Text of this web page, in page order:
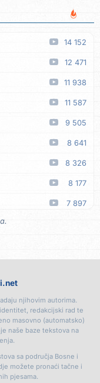
06.08
06.08
06.08
06.08
06.08
06.08
06.08
06.08
06.08
06.08
06.08
05.08
05.08
14 152
12 471
11 938
11 587
9 505
8 641
8 326
8 177
7 897
6 397
6 352
srce zna 5 899
njihovim autorima.
redakcijski rad te
masovno (automatsko)
naše baze tekstova na
sa područja Bosne i
možete pronaći tačne i
pjesama.